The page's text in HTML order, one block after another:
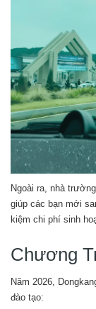
Ngoài ra, nhà
giúp các bạn mới
kiệm chi phí sinh
Chương
Năm 2026,
đào tạo: